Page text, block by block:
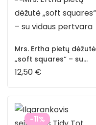
Mrs. Ertha pietų dėžutė
„soft squares“ – su
vidaus pertvara
12,50 €
-11%